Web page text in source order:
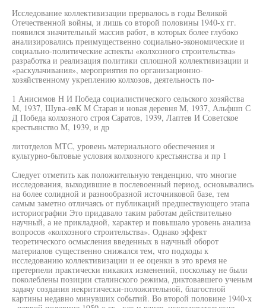
Исследование коллективизации прервалось в годы Великой
Отечественной войны, и лишь со второй половины 1940-х гг.
появился значительный массив работ, в которых более глубоко
анализировались преимущественно социально-экономические и
социально-политические аспекты «колхозного строительства»
разработка и реализация политики сплошной коллективизации и
«раскулачивания», мероприятия по организационно-
хозяйственному укреплению колхозов, деятельность по-
1 Анисимов Н И Победа социалистического сельского хозяйства
М, 1937, Шува-евК М Старая и новая деревня М, 1937, Альфшп С
Д Победа колхозного строя Саратов, 1939, Лаптев И Советское
крестьянство М, 1939, и др
литотделов МТС, уровень материального обеспечения и
культурно-бытовые условия колхозного крестьянства и пр 1
Следует отметить как положительную тенденцию, что многие
исследования, выходившие в послевоенный период, основывались
на более солидной и разнообразной источниковой базе, тем
самым заметно отличаясь от публикаций предшествующего этапа
историографии Это придавало таким работам действительно
научный, а не прикладной, характер и повышало уровень анализа
вопросов «колхозного строительства». Однако эффект
теоретического осмысления введенных в научный оборот
материалов существенно снижался тем, что подходы к
исследованию коллективизации и ее оценки в это время не
претерпели практически никаких изменений, поскольку не были
поколеблены позиции сталинского режима, диктовавшего ученым
задачу создания некритически-положительной, благостной
картины недавно минувших событий. Во второй половине 1940-х